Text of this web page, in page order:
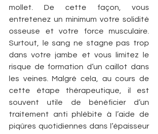
mollet. De cette façon, vous
entretenez un minimum votre solidité
osseuse et votre force musculaire.
Surtout, le sang ne stagne pas trop
dans votre jambe et vous limitez le
risque de formation d’un caillot dans
les veines. Malgré cela, au cours de
cette étape thérapeutique, il est
souvent utile de bénéficier d’un
traitement anti phlébite à l’aide de
piqûres quotidiennes dans l’épaisseur